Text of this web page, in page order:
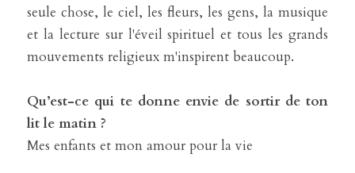
seule chose, le ciel, les fleurs, les gens, la musique
et la lecture sur l'éveil spirituel et tous les grands
mouvements religieux m'inspirent beaucoup.
Qu’est-ce qui te donne envie de sortir de ton
lit le matin ?
Mes enfants et mon amour pour la vie